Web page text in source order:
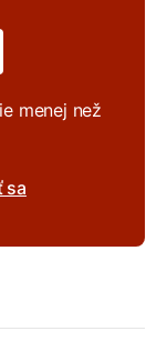
menej než
sa